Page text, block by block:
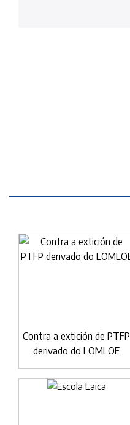
Contra a extición de PTFP
derivado do LOMLOE